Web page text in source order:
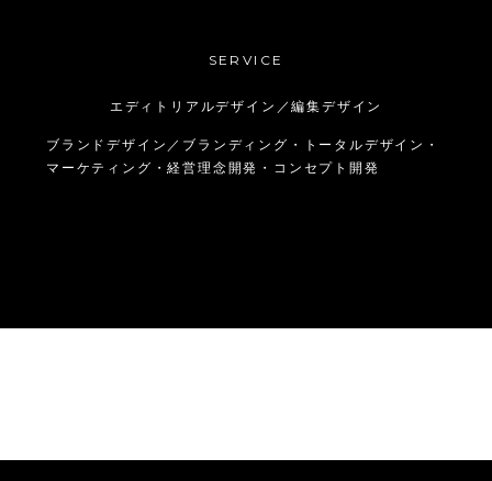
SERVICE
エディトリアルデザイン／編集デザイン
ブランドデザイン／ブランディング・トータルデザイン・
マーケティング・経営理念開発・コンセプト開発